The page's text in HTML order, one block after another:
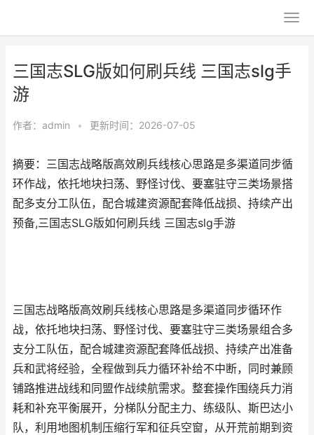
三国志SLG版如何刷兵线 三国志slg手
游
作者： admin • 更新时间：2026-07-05
摘要：三国志战略版高效刷兵线核心思路是多渠道同步循
环作战，依托地块扫荡、野怪讨伐、要塞驻守三类场景搭
配多支分工队伍，配合城建资源配套降低战损、持续产出
预备,三国志SLG版如何刷兵线 三国志slg手游
三国志战略版高效刷兵线核心思路是多渠道同步循环作
战，依托地块扫荡、野怪讨伐、要塞驻守三类场景组合多
支分工队伍，配合城建资源配套降低战损、持续产出准备
兵和武将经验，全程做到兵力循环补给不中断，同时兼顾
铺路推进战线和同盟作战续航需求。整套操作围绕兵力消
耗和补充平衡展开，分梯队分配主力、练级队、斯巴达小
队，利用地图机制压缩行军和征兵空窗，从开荒前期到资